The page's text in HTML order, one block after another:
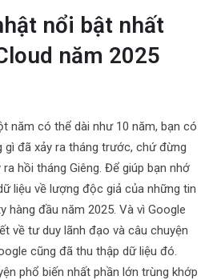
nổi bật nhất
năm 2025
năm có thể dài như 10 năm, bạn có
gì đã xảy ra tháng trước, chứ đừng
hồi tháng Giêng. Để giúp bạn nhớ
liệu về lượng độc giả của những tin
hàng đầu năm 2025. Và vì Google
về tư duy lãnh đạo và câu chuyện
cũng đã thu thập dữ liệu đó.
phổ biến nhất phần lớn trùng khớp